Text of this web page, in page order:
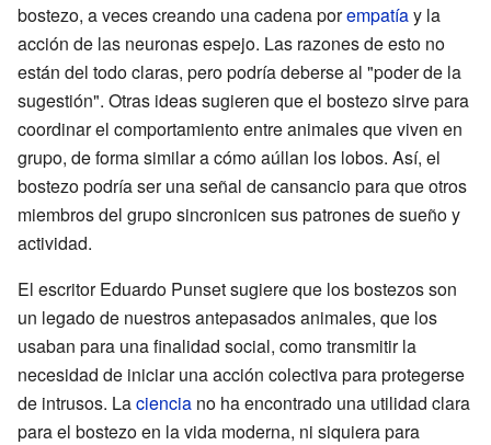
bostezo, a veces creando una cadena porempatíay la
acción de las neuronas espejo. Las razones de esto no
están del todo claras, pero podría deberse al "poder de la
sugestión". Otras ideas sugieren que el bostezo sirve para
coordinar el comportamiento entre animales que viven en
grupo, de forma similar a cómo aúllan los lobos. Así, el
bostezo podría ser una señal de cansancio para que otros
miembros del grupo sincronicen sus patrones de sueño y
actividad.
El escritor Eduardo Punset sugiere que los bostezos son
un legado de nuestros antepasados animales, que los
usaban para una finalidad social, como transmitir la
necesidad de iniciar una acción colectiva para protegerse
de intrusos. Laciencia no ha encontrado una utilidad clara
para el bostezo en la vida moderna, ni siquiera para